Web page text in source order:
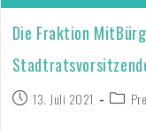
Die Fraktion
13. Juli 2021